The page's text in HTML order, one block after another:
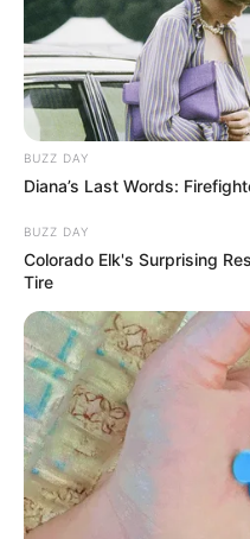
BUZZ DAY
Diana’s Last Words:
BUZZ DAY
Colorado Elk's Surprising
Tire